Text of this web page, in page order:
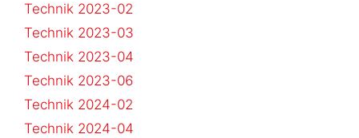
Technik 2023-02
Technik 2023-03
Technik 2023-04
Technik 2023-06
Technik 2024-02
Technik 2024-04